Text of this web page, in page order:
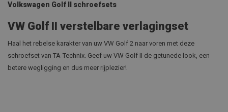
Volkswagen Golf II schroefsets
VW Golf II verstelbare verlagingset
Haal het rebelse karakter van uw VW Golf 2 naar voren met deze
schroefset van TA-Technix. Geef uw VW Golf II de getunede look, een
betere wegligging en dus meer rijplezier!